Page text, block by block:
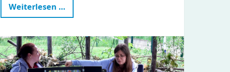
Weiterlesen …Kindergartenbesuch
bei
Imkerin